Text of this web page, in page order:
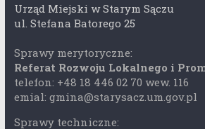
Urząd Miejski w Starym Sączu
ul. Stefana Batorego 25
Sprawy merytoryczne:
Referat Rozwoju Lokalnego i
telefon: +48 18 446 02 70 wew. 116
emial: gmina@starysacz.um.gov.pl
Sprawy techniczne: